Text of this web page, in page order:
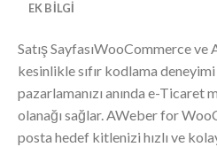
EK BILGI
Satış SayfasıWooCommerce ve
kesinlikle sıfır kodlama
pazarlamanızı anında e-Ticaret
olanağı sağlar. AWeber for
posta hedef kitlenizi hızlı ve